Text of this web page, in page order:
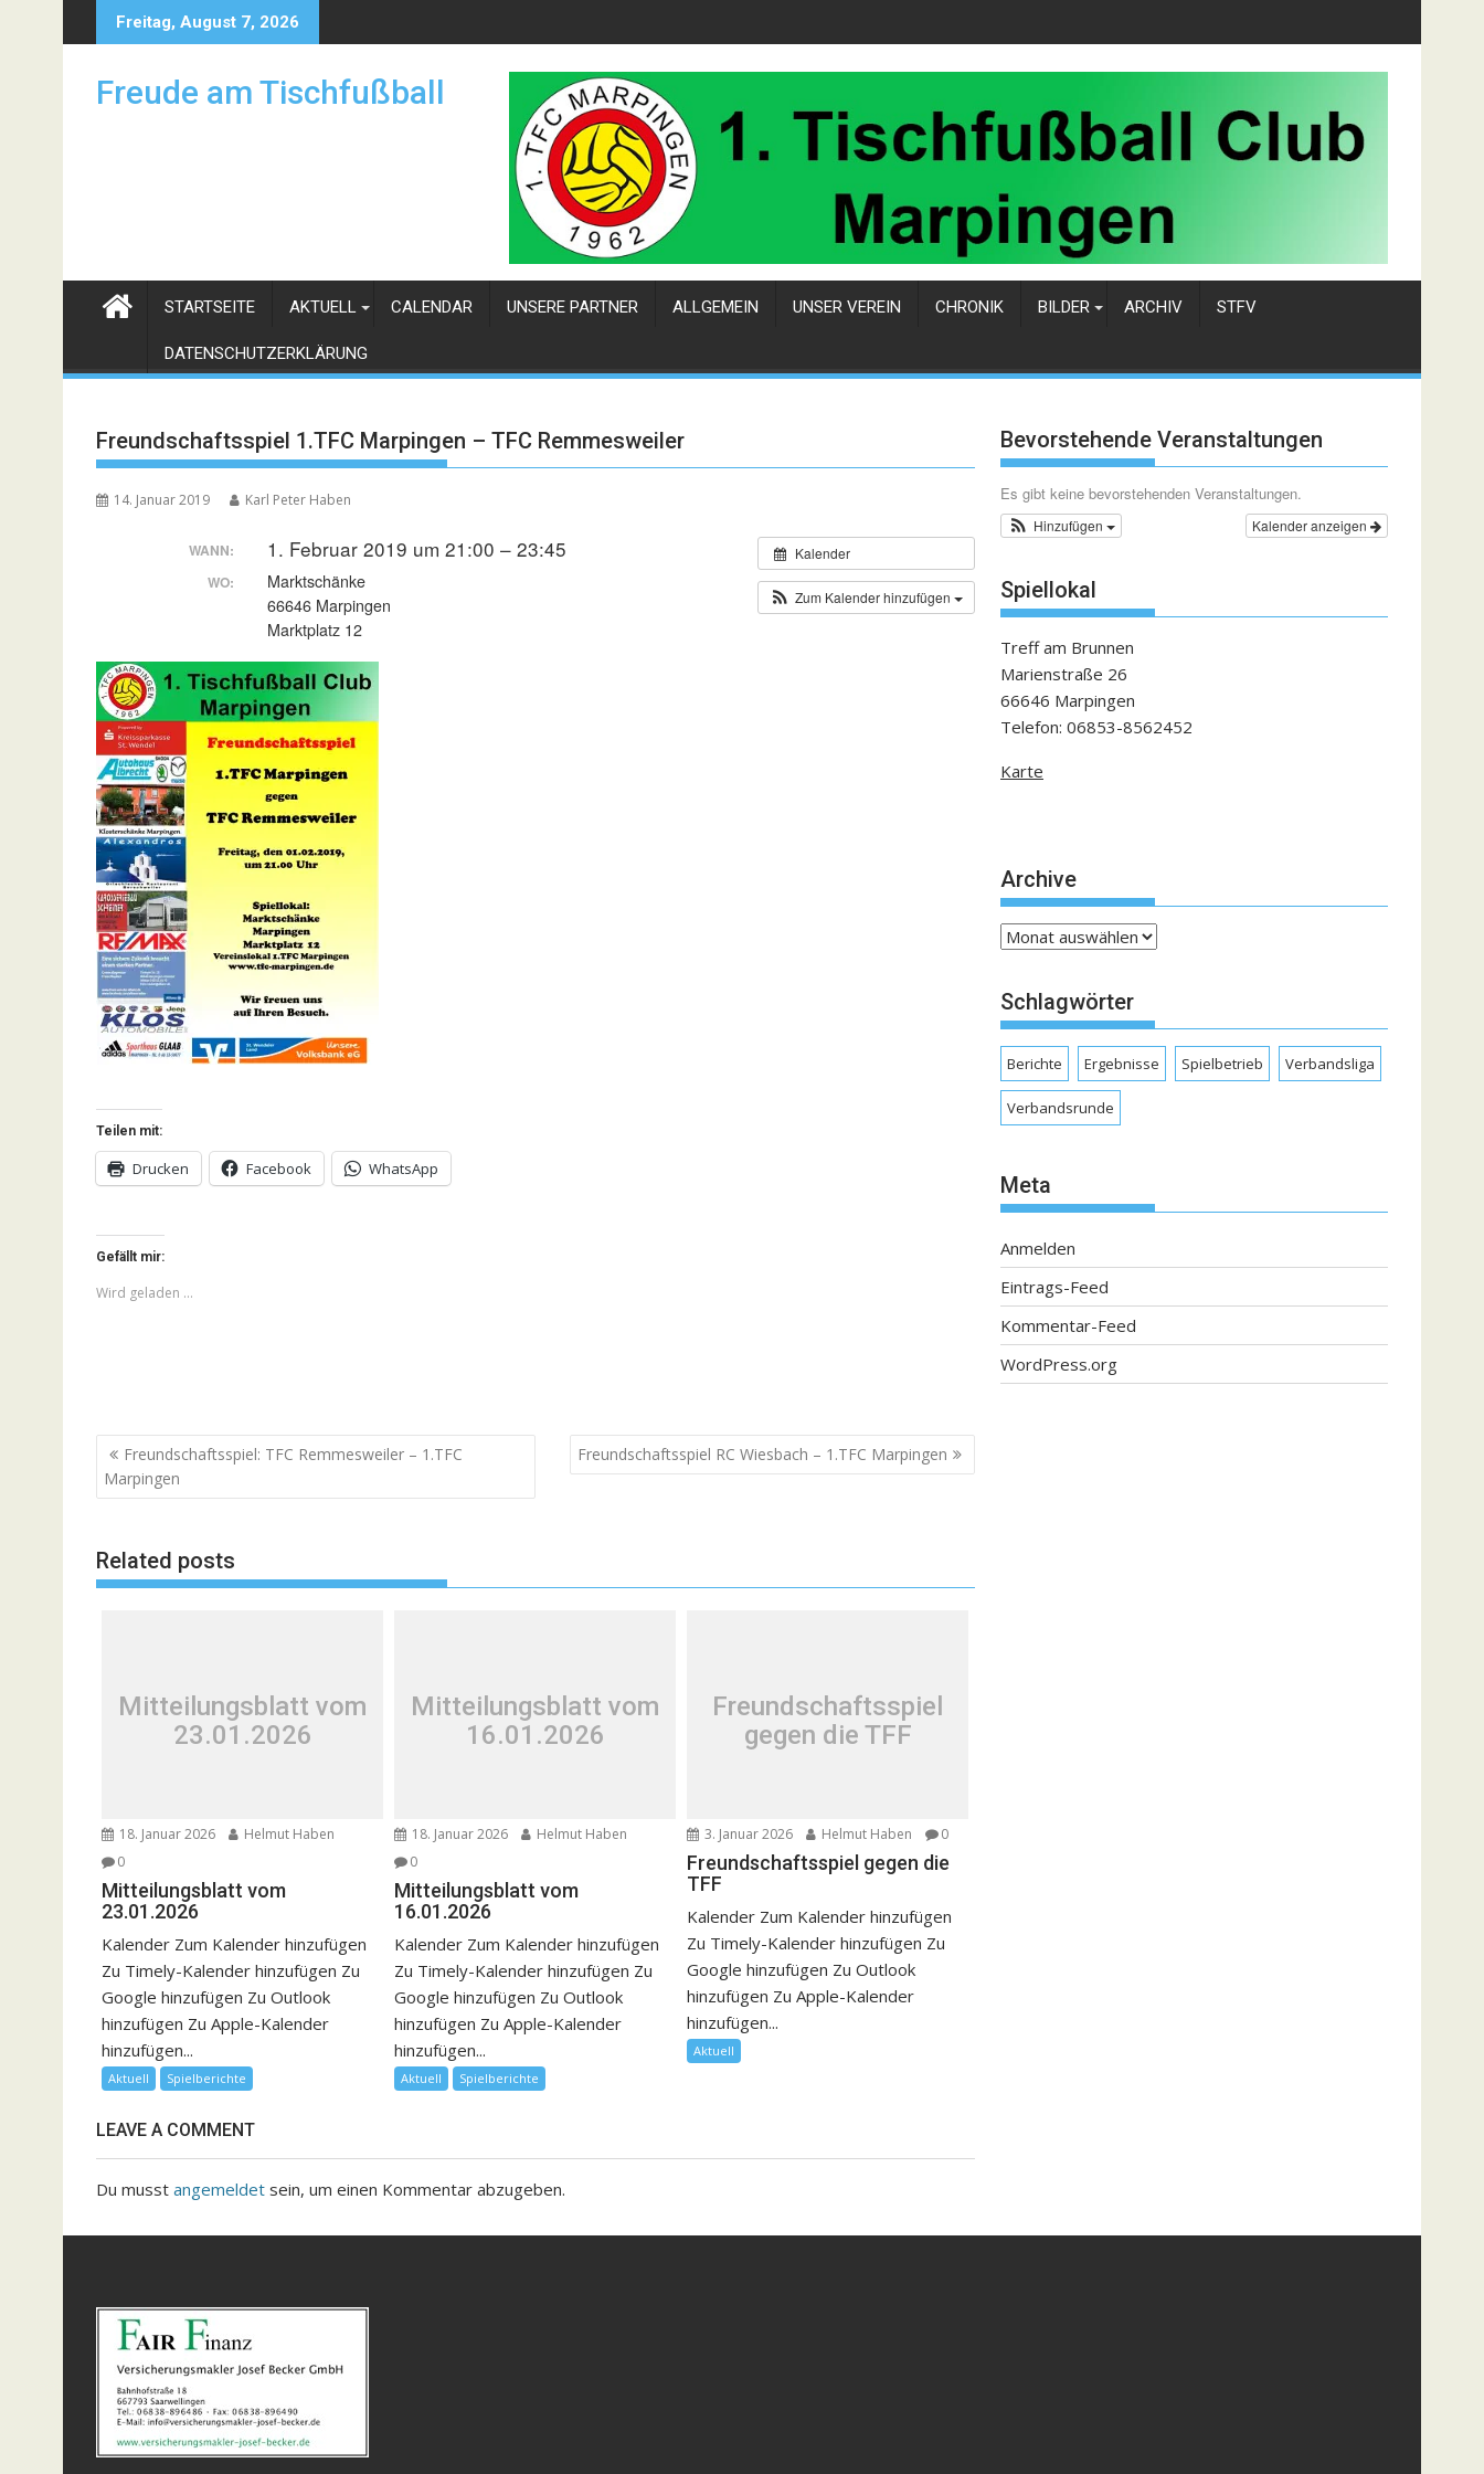
to
Freitag, August 7, 2026
Freude am Tischfußball
STARTSEITE AKTUELL CALENDAR UNSERE PARTNER ALLGEMEIN UNSER VEREIN CHRONIK BILDER ARCHIV STFV
DATENSCHUTZERKLÄRUNG
Freundschaftsspiel 1.TFC Marpingen – TFC Remmesweiler
14. Januar 2019 Karl Peter Haben
Kalender
Zum Kalender hinzufügen
WANN: 1. Februar 2019 um 21:00 – 23:45
WO:
Marktschänke
66646 Marpingen
Marktplatz 12
Teilen mit:
Drucken Facebook WhatsApp
Gefällt mir:
Wird geladen …
Beitragsnavigation
Freundschaftsspiel: TFC Remmesweiler – 1.TFC
Marpingen
Freundschaftsspiel RC Wiesbach – 1.TFC Marpingen
Related posts
Mitteilungsblatt vom
23.01.2026
18. Januar 2026
Helmut Haben
0
Mitteilungsblatt vom
23.01.2026
Kalender Zum Kalender hinzufügen
Zu Timely-Kalender hinzufügen Zu
Google hinzufügen Zu Outlook
hinzufügen Zu Apple-Kalender
hinzufügen...
Aktuell Spielberichte
Mitteilungsblatt vom
16.01.2026
18. Januar 2026
Helmut Haben
0
Mitteilungsblatt vom
16.01.2026
Kalender Zum Kalender hinzufügen
Zu Timely-Kalender hinzufügen Zu
Google hinzufügen Zu Outlook
hinzufügen Zu Apple-Kalender
hinzufügen...
Aktuell Spielberichte
Freundschaftsspiel
gegen die TFF
3. Januar 2026 Helmut Haben 0
Freundschaftsspiel gegen die
TFF
Kalender Zum Kalender hinzufügen
Zu Timely-Kalender hinzufügen Zu
Google hinzufügen Zu Outlook
hinzufügen Zu Apple-Kalender
hinzufügen...
Aktuell
LEAVE A COMMENT
Du musst angemeldet sein, um einen Kommentar abzugeben.
Bevorstehende Veranstaltungen
Es gibt keine bevorstehenden Veranstaltungen.
Kalender anzeigen
Hinzufügen
Spiellokal
Treff am Brunnen
Marienstraße 26
66646 Marpingen
Telefon: 06853-8562452
Karte
Archive
Archive
Schlagwörter
Berichte Ergebnisse Spielbetrieb Verbandsliga
Verbandsrunde
Meta
Anmelden
Eintrags-Feed
Kommentar-Feed
WordPress.org